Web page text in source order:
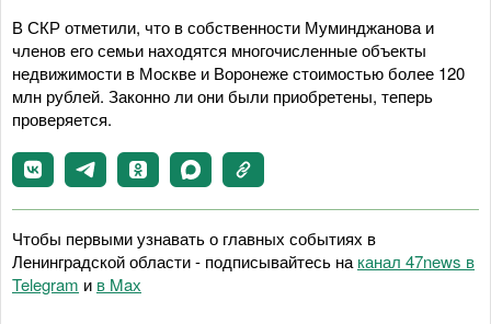
В СКР отметили, что в собственности Муминджанова и
членов его семьи находятся многочисленные объекты
недвижимости в Москве и Воронеже стоимостью более 120
млн рублей. Законно ли они были приобретены, теперь
проверяется.
Чтобы первыми узнавать о главных событиях в
Ленинградской области - подписывайтесь на канал 47news в
Telegram и в Maх